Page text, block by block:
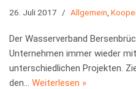
26. Juli 2017 Allgemein
Der Wasserverband
Unternehmen immer wieder
unterschiedlichen Projekten.
den… Weiterlesen »